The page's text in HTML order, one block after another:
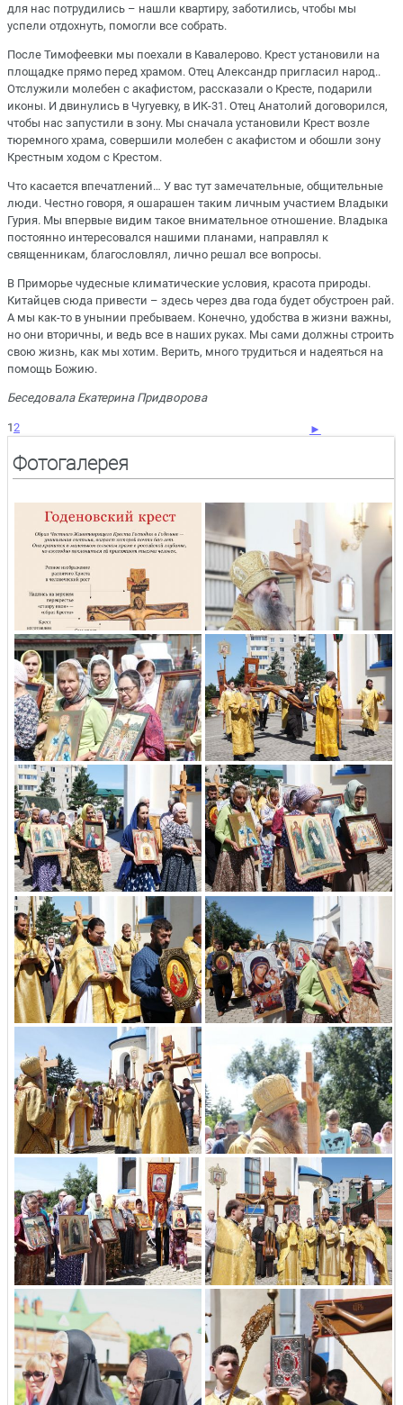
для нас потрудились – нашли квартиру, заботились, чтобы мы
успели отдохнуть, помогли все собрать.
После Тимофеевки мы поехали в Кавалерово. Крест установили на
площадке прямо перед храмом. Отец Александр пригласил народ..
Отслужили молебен с акафистом, рассказали о Кресте, подарили
иконы. И двинулись в Чугуевку, в ИК-31. Отец Анатолий договорился,
чтобы нас запустили в зону. Мы сначала установили Крест возле
тюремного храма, совершили молебен с акафистом и обошли зону
Крестным ходом с Крестом.
Что касается впечатлений… У вас тут замечательные, общительные
люди. Честно говоря, я ошарашен таким личным участием Владыки
Гурия. Мы впервые видим такое внимательное отношение. Владыка
постоянно интересовался нашими планами, направлял к
священникам, благословлял, лично решал все вопросы.
В Приморье чудесные климатические условия, красота природы.
Китайцев сюда привести – здесь через два года будет обустроен рай.
А мы как-то в унынии пребываем. Конечно, удобства в жизни важны,
но они вторичны, и ведь все в наших руках. Мы сами должны строить
свою жизнь, как мы хотим. Верить, много трудиться и надеяться на
помощь Божию.
Беседовала Екатерина Придворова
12 ►
Фотогалерея